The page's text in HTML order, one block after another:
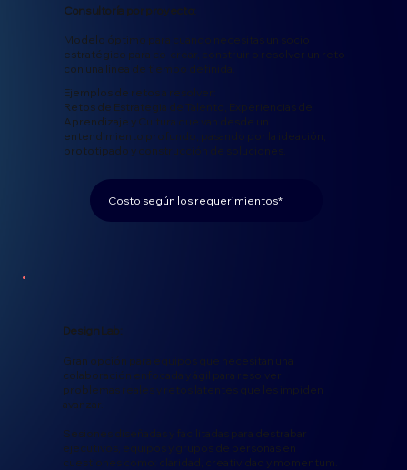
Consultoría por proyecto:
Modelo óptimo para cuando necesitas un socio
estratégico para co-crear, construir o resolver un reto
con una línea de tiempo definida.
Ejemplos de retos a resolver:
Retos de Estrategia de Talento, Experiencias de
Aprendizaje y Cultura que van desde un
entendimiento profundo, pasando por la ideación,
prototipado y construcción de soluciones.
Costo según los requerimientos*
Design Lab:
Gran opción para equipos que necesitan una
colaboración enfocada y ágil para resolver
problemas reales y retos latentes que les impiden
avanzar.
Sesiones diseñadas y facilitadas para destrabar
ejecutivos, equipos y grupos de personas en
cuestiones como: claridad, creatividad y momentum.